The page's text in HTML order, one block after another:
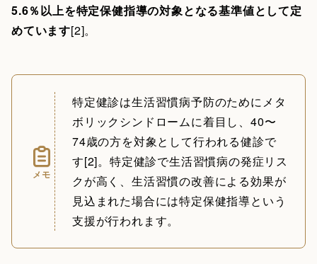
5.6％以上を特定保健指導の対象となる基準値として定
めています[2]。
メモ
特定健診は生活習慣病予防のためにメタ
ボリックシンドロームに着目し、40〜
74歳の方を対象として行われる健診で
す[2]。特定健診で生活習慣病の発症リス
クが高く、生活習慣の改善による効果が
見込まれた場合には特定保健指導という
支援が行われます。